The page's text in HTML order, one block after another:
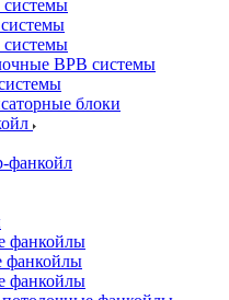
ВРВ системы
блоки
фанкойл
фанкойлы
фанкойлы
фанкойлы